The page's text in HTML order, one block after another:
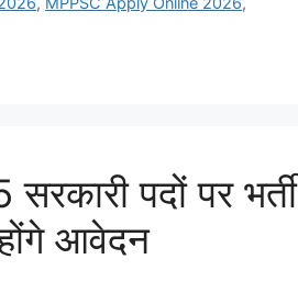
पदों पर भर्ती
आवेदन